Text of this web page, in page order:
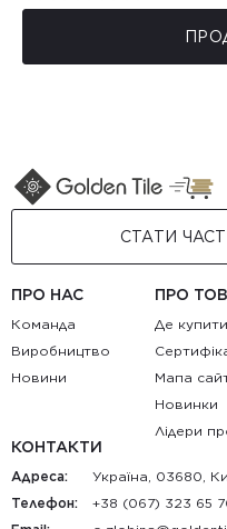
СТАТИ
ПРО НАС
Команда
Виробництво
Новини
ПРО
Де
Мапа
Новинки
Лідери
КОНТАКТИ
Адреса:
Україна, 03680,
Телефон:
+38 (067) 323 65